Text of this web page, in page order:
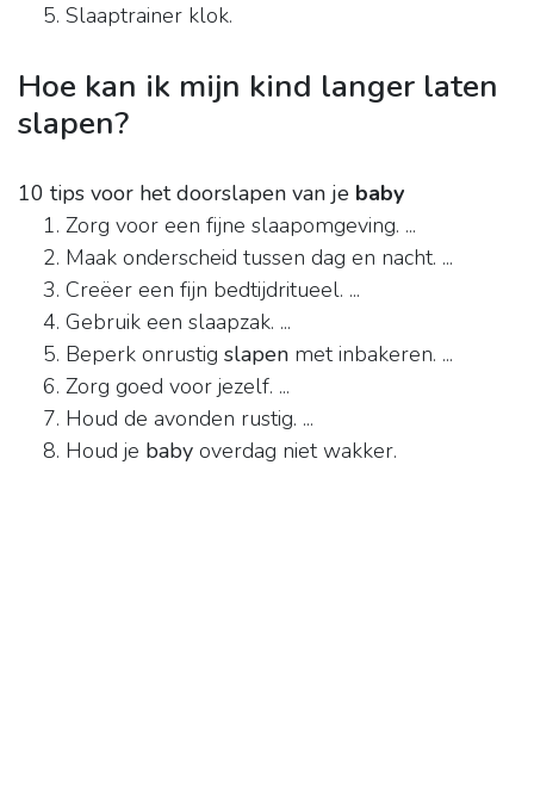
Slaaptrainer klok.
Hoe kan ik mijn kind langer laten
slapen?
10 tips voor het doorslapen van je baby
Zorg voor een fijne slaapomgeving. ...
Maak onderscheid tussen dag en nacht. ...
Creëer een fijn bedtijdritueel. ...
Gebruik een slaapzak. ...
Beperk onrustig slapen met inbakeren. ...
Zorg goed voor jezelf. ...
Houd de avonden rustig. ...
Houd je baby overdag niet wakker.